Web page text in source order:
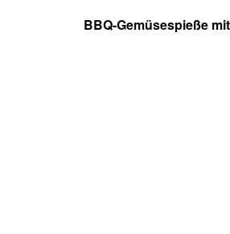
BBQ-Gemüsespieße